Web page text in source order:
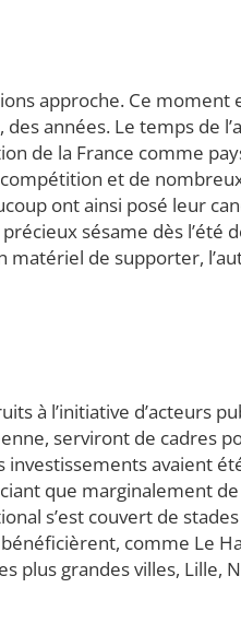
approche. Ce moment
années. Le temps de
de la France comme
et de
ont ainsi posé leur
sésame dès l’été
de supporter,
à l’initiative d’acteurs
serviront de cadres
avaient
que marginalement de
s’est couvert de stades
comme Le
plus grandes villes, Lille,